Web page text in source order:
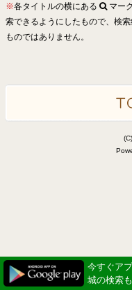
※各タイトルの横にある
マー
索できるようにしたもので、検
ものではありません。
今すぐア
城の検索